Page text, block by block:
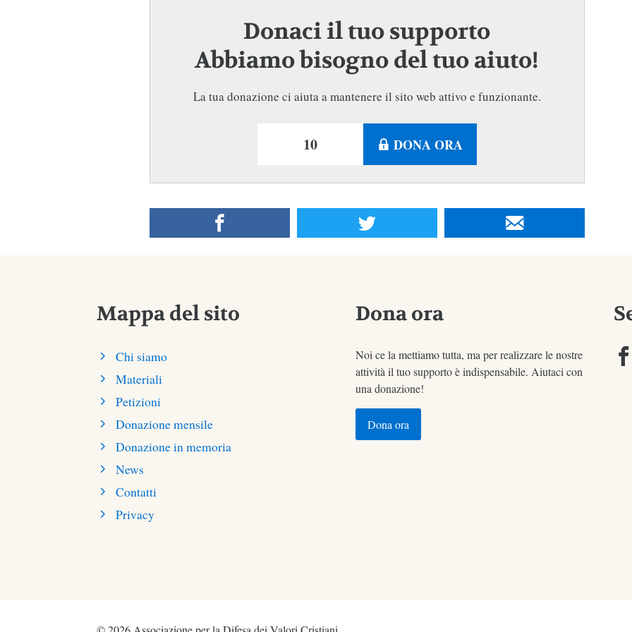
Donaci il tuo supporto
Abbiamo bisogno del tuo aiuto!
La tua donazione ci aiuta a mantenere il sito web attivo e funzionante.
DONA ORA
Mappa del sito
Chi siamo
Materiali
Petizioni
Donazione mensile
Donazione in memoria
News
Contatti
Privacy
Dona ora
Noi ce la mettiamo tutta, ma per realizzare le nostre
attività il tuo supporto è indispensabile. Aiutaci con
una donazione!
Dona ora